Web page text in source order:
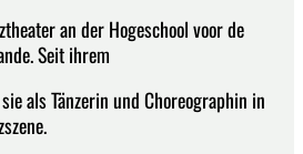
an der Hogeschool voor de
Seit ihrem
als Tänzerin und Choreographin in